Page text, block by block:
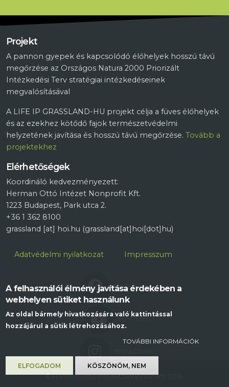
Projekt
A pannon gyepek és kapcsolódó élőhelyek hosszú távú
megőrzése az Országos Natura 2000 Priorizált
Intézkedési Terv stratégiai intézkedéseinek
megvalósításával
A LIFE IP GRASSLAND-HU projekt célja a füves élőhelyek
és az ezekhez kötődő fajok természetvédelmi
helyzetének javítása és hosszú távú megőrzése. Tovább a
projektekhez
Elérhetőségek
Koordináló kedvezményezett:
Herman Ottó Intézet Nonprofit Kft.
1223 Budapest, Park utca 2.
+36 1 362 8100
grassland [at] hoi.hu (grassland[at]hoi[dot]hu)
Lábléc
Adatvédelmi nyilatkozat Impresszum
FACEBOOK
YOUTUBE
© Herman Ottó Intézet Nonprofit Kft. 2019.
A felhasználói élmény javítása érdekében a
webhelyen sütiket használunk
Az oldal bármely hivatkozására való kattintással
hozzájárul a sütik létrehozásához.
TOVÁBBI INFORMÁCIÓK
ELFOGADOM KÖSZÖNÖM, NEM